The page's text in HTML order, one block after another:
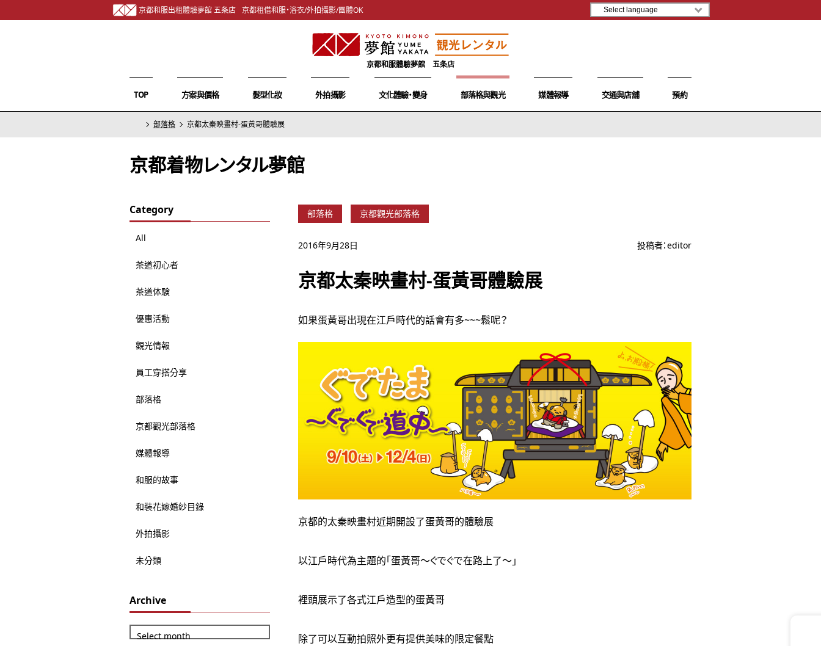
京都和服出租體驗夢館 五条店 京都租借和服・浴衣/外拍攝影/團體OK
京都和服體驗夢館 五条店
TOP 方案與價格 髮型化妝 外拍攝影 文化體驗・變身 部落格與觀光 媒體報導 交通與店舖 預約
部落格 京都太秦映畫村-蛋黃哥體驗展
京都着物レンタル夢館
Category
All
茶道初心者
茶道体験
優惠活動
觀光情報
員工穿搭分享
部落格
京都觀光部落格
媒體報導
和服的故事
和裝花嫁婚紗目錄
外拍攝影
未分類
Archive
Select month
部落格 京都觀光部落格
2016年9月28日 投稿者：editor
京都太秦映畫村-蛋黃哥體驗展
如果蛋黃哥出現在江戶時代的話會有多~~~鬆呢？
京都的太秦映畫村近期開設了蛋黃哥的體驗展
以江戶時代為主題的「蛋黃哥～ぐでぐで在路上了～」
裡頭展示了各式江戶造型的蛋黃哥
除了可以互動拍照外更有提供美味的限定餐點